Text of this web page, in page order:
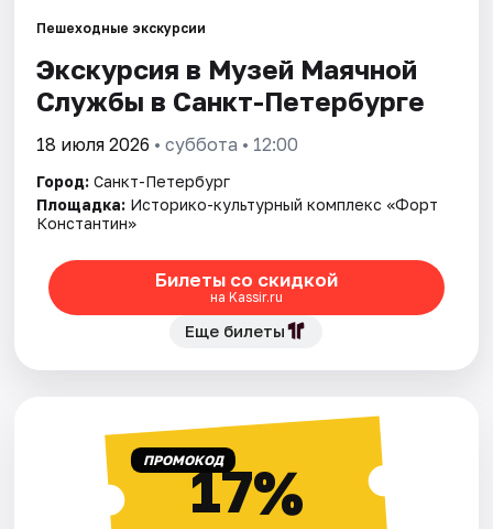
Города
Площадки
Рейтинги
Пешеходные экскурсии
Экскурсия в Музей Маячной
Службы в Санкт-Петербурге
18 июля 2026 • суббота • 12:00
Город: Санкт-Петербург
Площадка: Историко-культурный комплекс «Форт
Константин»
Билеты со скидкой
на Kassir.ru
Еще билеты
ПРОМОКОД17%